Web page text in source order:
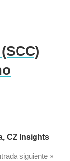
CZ Insights
siguiente